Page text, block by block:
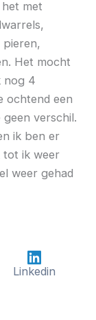
met
pieren,
Het mocht
nog 4
ochtend een
verschil.
ik ben er
tot ik weer
weer gehad
Linkedin